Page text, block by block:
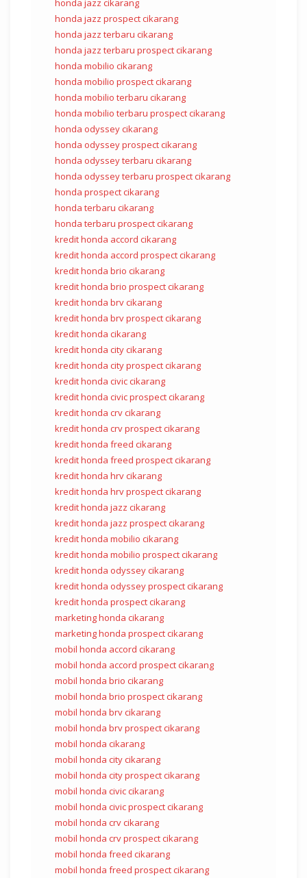
honda jazz prospect cikarang
honda jazz terbaru cikarang
honda jazz terbaru prospect cikarang
honda mobilio cikarang
honda mobilio prospect cikarang
honda mobilio terbaru cikarang
honda mobilio terbaru prospect cikarang
honda odyssey cikarang
honda odyssey prospect cikarang
honda odyssey terbaru cikarang
honda odyssey terbaru prospect cikarang
honda prospect cikarang
honda terbaru cikarang
honda terbaru prospect cikarang
kredit honda accord cikarang
kredit honda accord prospect cikarang
kredit honda brio cikarang
kredit honda brio prospect cikarang
kredit honda brv cikarang
kredit honda brv prospect cikarang
kredit honda cikarang
kredit honda city cikarang
kredit honda city prospect cikarang
kredit honda civic cikarang
kredit honda civic prospect cikarang
kredit honda crv cikarang
kredit honda crv prospect cikarang
kredit honda freed cikarang
kredit honda freed prospect cikarang
kredit honda hrv cikarang
kredit honda hrv prospect cikarang
kredit honda jazz cikarang
kredit honda jazz prospect cikarang
kredit honda mobilio cikarang
kredit honda mobilio prospect cikarang
kredit honda odyssey cikarang
kredit honda odyssey prospect cikarang
kredit honda prospect cikarang
marketing honda cikarang
marketing honda prospect cikarang
mobil honda accord cikarang
mobil honda accord prospect cikarang
mobil honda brio cikarang
mobil honda brio prospect cikarang
mobil honda brv cikarang
mobil honda brv prospect cikarang
mobil honda cikarang
mobil honda city cikarang
mobil honda city prospect cikarang
mobil honda civic cikarang
mobil honda civic prospect cikarang
mobil honda crv cikarang
mobil honda crv prospect cikarang
mobil honda freed cikarang
mobil honda freed prospect cikarang